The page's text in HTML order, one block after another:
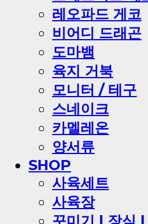
레오파드 게코
비어디 드래곤
도마뱀
육지 거북
모니터 / 테구
스네이크
카멜레온
양서류
SHOP
사육세트
사육장